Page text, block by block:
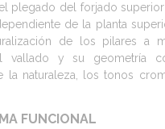
plegado del forjado
de la planta
de los pilares a
vallado y su geometría
la naturaleza, los tonos
FUNCIONAL